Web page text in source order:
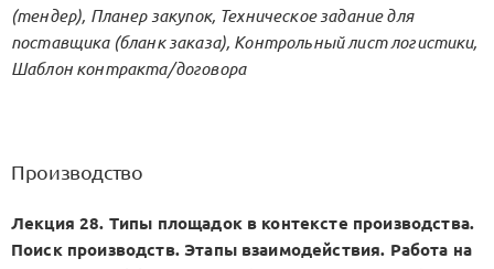
(тендер), Планер закупок, Техническое задание для
поставщика (бланк заказа), Контрольный лист логистики,
Шаблон контракта/договора
Производство
Лекция 28. Типы площадок в контексте производства.
Поиск производств. Этапы взаимодействия. Работа на